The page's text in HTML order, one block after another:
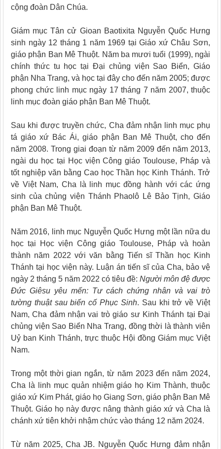
cộng đoàn Dân Chúa.
Giám mục Tân cử Gioan Baotixita Nguyễn Quốc Hưng
sinh ngày 12 tháng 1 năm 1969 tại Giáo xứ Châu Sơn,
giáo phận Ban Mê Thuột. Năm ba mươi tuổi (1999), ngài
chính thức tu học tại Đại chủng viện Sao Biển, Giáo
phận Nha Trang, và học tại đây cho đến năm 2005; được
phong chức linh mục ngày 17 tháng 7 năm 2007, thuộc
linh mục đoàn giáo phận Ban Mê Thuột.
Sau khi được truyền chức, Cha đảm nhận linh mục phụ
tá giáo xứ Bác Ái, giáo phận Ban Mê Thuột, cho đến
năm 2008. Trong giai đoạn từ năm 2009 đến năm 2013,
ngài du học tại Học viện Công giáo Toulouse, Pháp và
tốt nghiệp văn bằng Cao học Thần học Kinh Thánh. Trở
về Việt Nam, Cha là linh mục đồng hành với các ứng
sinh của chủng viện Thánh Phaolô Lê Bảo Tịnh, Giáo
phận Ban Mê Thuột.
Năm 2016, linh mục Nguyễn Quốc Hưng một lần nữa du
học tại Học viện Công giáo Toulouse, Pháp và hoàn
thành năm 2022 với văn bằng Tiến sĩ Thần học Kinh
Thánh tại học viện này. Luận án tiến sĩ của Cha, bảo vệ
ngày 2 tháng 5 năm 2022 có tiêu đề: Người môn đệ được
Đức Giêsu yêu mến: Tư cách chứng nhân và vai trò
tường thuật sau biến cố Phục Sinh. Sau khi trở về Việt
Nam, Cha đảm nhận vai trò giáo sư Kinh Thánh tại Đại
chủng viện Sao Biển Nha Trang, đồng thời là thành viên
Uỷ ban Kinh Thánh, trực thuộc Hội đồng Giám mục Việt
Nam.
Trong một thời gian ngắn, từ năm 2023 đến năm 2024,
Cha là linh mục quản nhiệm giáo họ Kim Thành, thuộc
giáo xứ Kim Phát, giáo họ Giang Sơn, giáo phận Ban Mê
Thuột. Giáo họ này được nâng thành giáo xứ và Cha là
chánh xứ tiên khởi nhậm chức vào tháng 12 năm 2024.
Từ năm 2025, Cha JB. Nguyễn Quốc Hưng đảm nhận